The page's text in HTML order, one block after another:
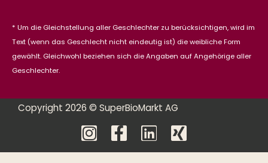
* Um die Gleichstellung aller Geschlechter zu berücksichtigen, wird im
Text (wenn das Geschlecht nicht eindeutig ist) die weibliche Form
gewählt. Gleichwohl beziehen sich die Angaben auf Angehörige aller
Geschlechter.
Copyright 2026 © SuperBioMarkt AG